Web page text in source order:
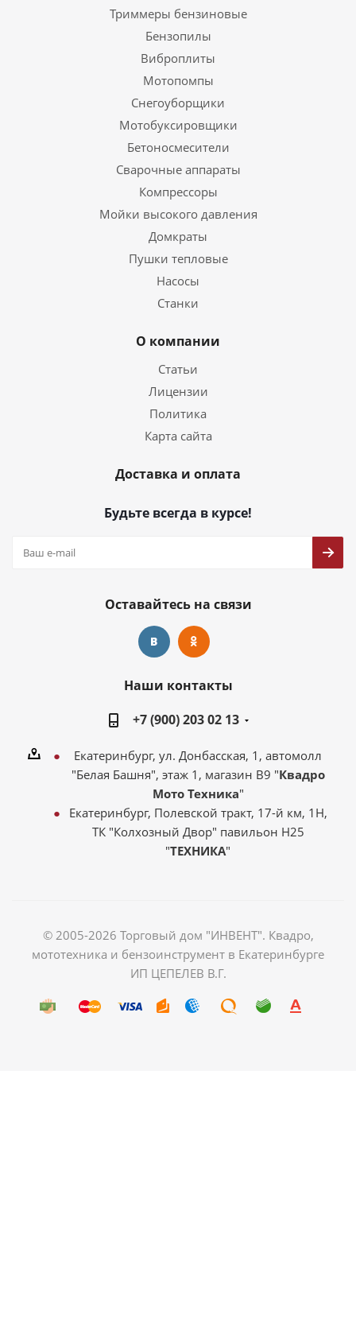
Триммеры бензиновые
Бензопилы
Виброплиты
Мотопомпы
Снегоуборщики
Мотобуксировщики
Бетоносмесители
Сварочные аппараты
Компрессоры
Мойки высокого давления
Домкраты
Пушки тепловые
Насосы
Станки
О компании
Статьи
Лицензии
Политика
Карта сайта
Доставка и оплата
Будьте всегда в курсе!
Оставайтесь на связи
Наши контакты
+7 (900) 203 02 13
Екатеринбург, ул. Донбасская, 1, автомолл
"Белая Башня", этаж 1, магазин В9 "Квадро
Мото Техника"
Екатеринбург, Полевской тракт, 17-й км, 1Н,
ТК "Колхозный Двор" павильон Н25
"ТЕХНИКА"
© 2005-2026 Торговый дом "ИНВЕНТ". Квадро,
мототехника и бензоинструмент в Екатеринбурге
ИП ЦЕПЕЛЕВ В.Г.